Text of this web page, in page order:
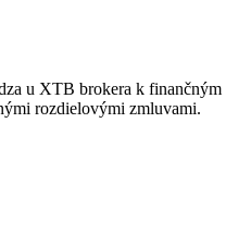
u XTB brokera k finančným
rozdielovými zmluvami.